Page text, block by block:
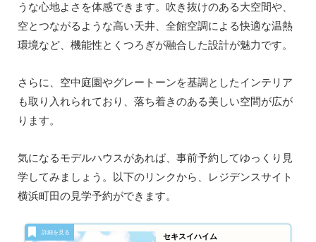
うな心地よさを体感できます。吹き抜けのある大空間や、
空とつながるような高い天井、全館空調による快適な温熱
環境など、機能性とくつろぎが融合した設計が魅力です。
さらに、空中庭園やグレートーンを基調としたインテリア
も取り入れられており、落ち着きのある美しい空間が広が
ります。
気になるモデルハウスがあれば、事前予約してゆっくり見
学してみましょう。以下のリンクから、レジデンスサイト
横浜町田の見学予約ができます。
セキスイハイム